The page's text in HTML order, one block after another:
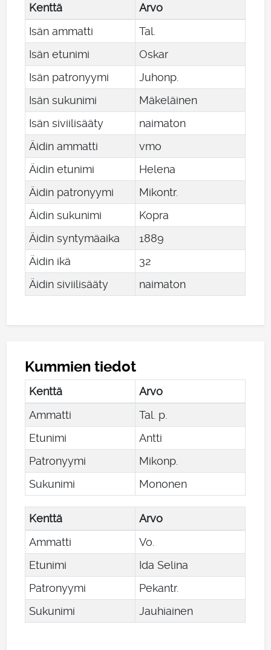
Kenttä
Arvo
Isän ammatti
Tal.
Isän etunimi
Oskar
Isän patronyymi
Juhonp.
Isän sukunimi
Mäkeläinen
Isän siviilisääty
naimaton
Äidin ammatti
vmo
Äidin etunimi
Helena
Äidin patronyymi
Mikontr.
Äidin sukunimi
Kopra
Äidin syntymäaika
1889
Äidin ikä
32
Äidin siviilisääty
naimaton
Kummien tiedot
Kenttä
Arvo
Ammatti
Tal. p.
Etunimi
Antti
Patronyymi
Mikonp.
Sukunimi
Mononen
Kenttä
Arvo
Ammatti
Vo.
Etunimi
Ida Selina
Patronyymi
Pekantr.
Sukunimi
Jauhiainen